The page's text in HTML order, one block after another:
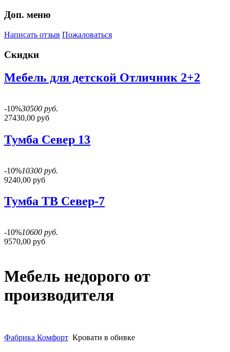
Доп. меню
Написать отзыв Пожаловаться
Скидки
Мебель для детской Отличник 2+2
-10%30500 руб.
27430,00 руб
Тумба Север 13
-10%10300 руб.
9240,00 руб
Тумба ТВ Север-7
-10%10600 руб.
9570,00 руб
Мебель недорого от
производителя
Фабрика Комфорт Кровати в обивке